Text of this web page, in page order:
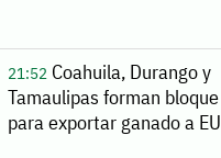
21:52Coahuila, Durango y
Tamaulipas forman bloque
para exportar ganado a EU